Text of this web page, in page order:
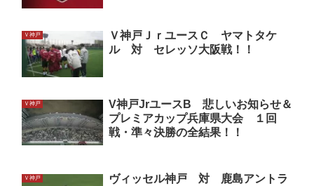
Ｖ神戸
Ｖ神戸ＪｒユースＣ ヤマトタケ
ル 対 セレッソ大阪戦！！
Ｖ神戸
V神戸JrユースB 悲しいお知らせ＆
プレミアカップ兵庫県大会 １回
戦・準々決勝の全結果！！
Ｖ神戸
ヴィッセル神戸 対 鹿島アントラ